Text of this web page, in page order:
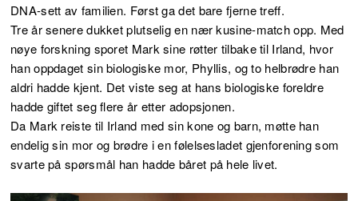
DNA-sett av familien. Først ga det bare fjerne treff.
Tre år senere dukket plutselig en nær kusine-match opp. Med
nøye forskning sporet Mark sine røtter tilbake til Irland, hvor
han oppdaget sin biologiske mor, Phyllis, og to helbrødre han
aldri hadde kjent. Det viste seg at hans biologiske foreldre
hadde giftet seg flere år etter adopsjonen.
Da Mark reiste til Irland med sin kone og barn, møtte han
endelig sin mor og brødre i en følelsesladet gjenforening som
svarte på spørsmål han hadde båret på hele livet.